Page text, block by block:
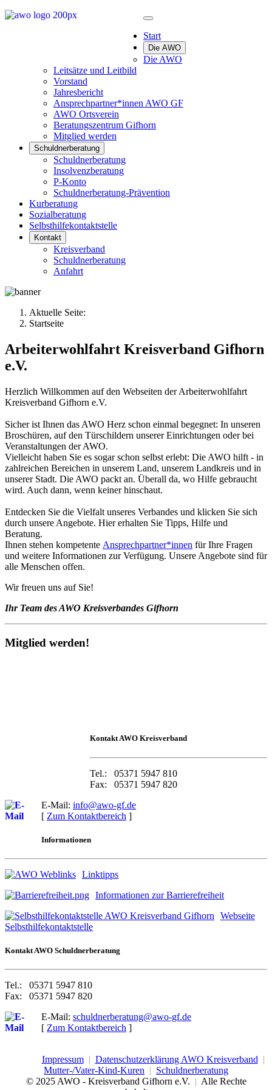
Start
Die AWO
Die AWO
Leitsätze und Leitbild
Vorstand
Jahresbericht
Ansprechpartner*innen AWO GF
AWO Ortsverein
Beratungszentrum Gifhorn
Mitglied werden
Schuldnerberatung
Schuldnerberatung
Insolvenzberatung
P-Konto
Schuldnerberatung-Prävention
Kurberatung
Sozialberatung
Selbsthilfekontaktstelle
Kontakt
Kreisverband
Schuldnerberatung
Anfahrt
Aktuelle Seite:
Startseite
Arbeiterwohlfahrt Kreisverband Gifhorn
e.V.
Herzlich Willkommen auf den Webseiten der Arbeiterwohlfahrt
Kreisverband Gifhorn e.V.
Sicher ist Ihnen das AWO Herz schon einmal begegnet: In unseren
Broschüren, auf den Türschildern unserer Einrichtungen oder bei
Veranstaltungen der AWO.
Vielleicht haben Sie es sogar schon selbst erlebt: Die AWO hilft - in
zahlreichen Bereichen in unserem Land, unserem Landkreis und in
unserer Stadt. Die AWO packt an. Überall da, wo Hilfe gebraucht
wird. Auch dann, wenn keiner hinschaut.
Entdecken Sie die Vielfalt unseres Verbandes und klicken Sie sich
durch unsere Angebote. Hier erhalten Sie Tipps, Hilfe und
Beratung.
Ihnen stehen kompetente Ansprechpartner*innen für Ihre Fragen
und weitere Informationen zur Verfügung. Unsere Angebote sind für
alle Menschen offen.
Wir freuen uns auf Sie!
Ihr Team des AWO Kreisverbandes Gifhorn
Mitglied werden!
Kontakt AWO Kreisverband
Tel.: 05371 5947 810
Fax: 05371 5947 820
E-Mail: info@awo-gf.de
[ Zum Kontaktbereich ]
Informationen
Linktipps
Informationen zur Barrierefreiheit
Webseite
Selbsthilfekontaktstelle
Kontakt AWO Schuldnerberatung
Tel.: 05371 5947 810
Fax: 05371 5947 820
E-Mail: schuldnerberatung@awo-gf.de
[ Zum Kontaktbereich ]
Impressum | Datenschutzerklärung AWO Kreisverband |
Mutter-/Vater-Kind-Kuren | Schuldnerberatung
© 2025 AWO - Kreisverband Gifhorn e.V. | Alle Rechte